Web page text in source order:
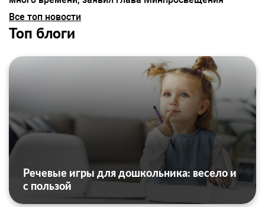
Все топ новости
Топ блоги
Речевые игры для дошкольника: весело и
с пользой